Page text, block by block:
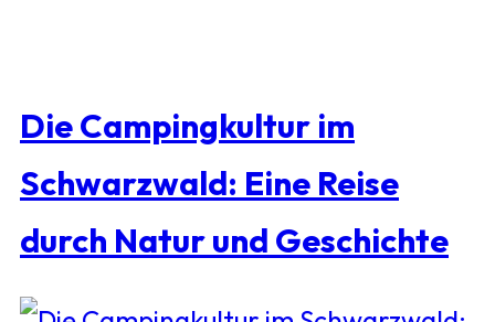
Die Campingkultur im
Schwarzwald: Eine Reise
durch Natur und Geschichte